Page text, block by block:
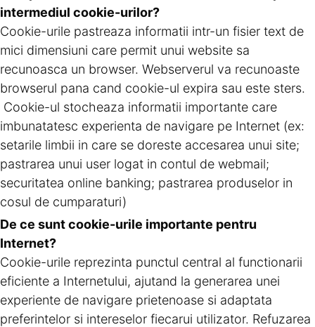
intermediul cookie-urilor?
Cookie-urile pastreaza informatii intr-un fisier text de
mici dimensiuni care permit unui website sa
recunoasca un browser. Webserverul va recunoaste
browserul pana cand cookie-ul expira sau este sters.
Cookie-ul stocheaza informatii importante care
imbunatatesc experienta de navigare pe Internet (ex:
setarile limbii in care se doreste accesarea unui site;
pastrarea unui user logat in contul de webmail;
securitatea online banking; pastrarea produselor in
cosul de cumparaturi)
De ce sunt cookie-urile importante pentru
Internet?
Cookie-urile reprezinta punctul central al functionarii
eficiente a Internetului, ajutand la generarea unei
experiente de navigare prietenoase si adaptata
preferintelor si intereselor fiecarui utilizator. Refuzarea